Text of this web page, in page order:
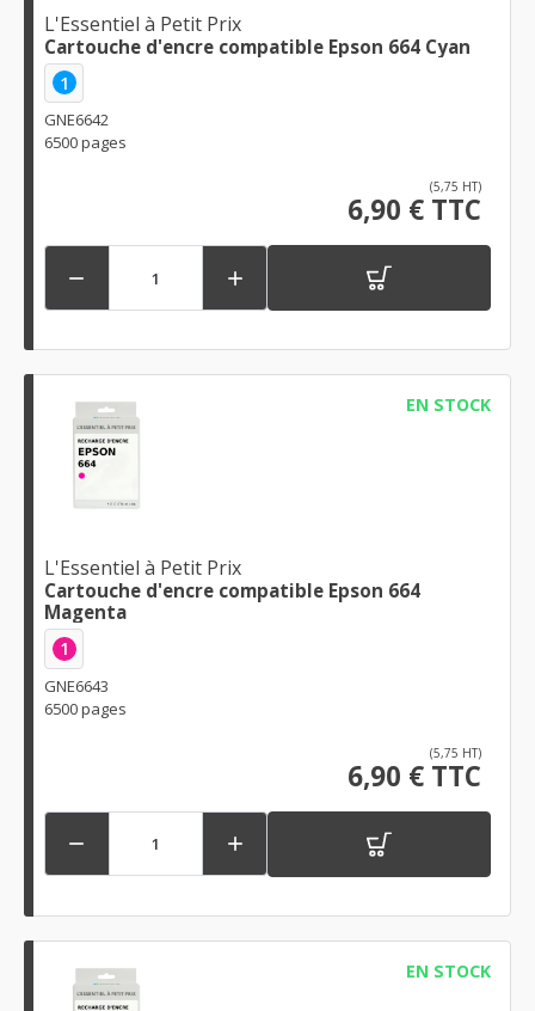
L'Essentiel à Petit Prix
Cartouche d'encre compatible Epson 664 Cyan
1
GNE6642
6500 pages
(5,75 HT)
6,90 € TTC
 
EN STOCK
L'Essentiel à Petit Prix
Cartouche d'encre compatible Epson 664
Magenta
1
GNE6643
6500 pages
(5,75 HT)
6,90 € TTC
 
EN STOCK